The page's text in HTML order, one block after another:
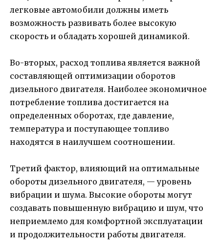
легковые автомобили должны иметь
возможность развивать более высокую
скорость и обладать хорошей динамикой.
Во-вторых, расход топлива является важной
составляющей оптимизации оборотов
дизельного двигателя. Наиболее экономичное
потребление топлива достигается на
определенных оборотах, где давление,
температура и поступающее топливо
находятся в наилучшем соотношении.
Третий фактор, влияющий на оптимальные
обороты дизельного двигателя, — уровень
вибрации и шума. Высокие обороты могут
создавать повышенную вибрацию и шум, что
неприемлемо для комфортной эксплуатации
и продолжительности работы двигателя.